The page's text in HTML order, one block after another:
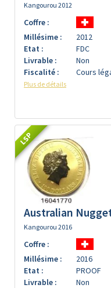
Kangourou 2012
Coffre :
Millésime :
2012
Etat :
FDC
Livrable :
Non
Fiscalité :
Cours
Plus de détails
LSP
Australian
Kangourou 2016
Coffre :
Millésime :
2016
Etat :
PROOF
Livrable :
Non